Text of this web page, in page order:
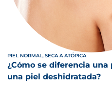
PIEL NORMAL, SECA A ATÓPICA
¿Cómo se diferencia una
una piel deshidratada?